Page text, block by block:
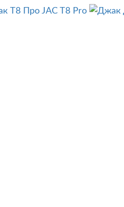
JAC T8 Pro